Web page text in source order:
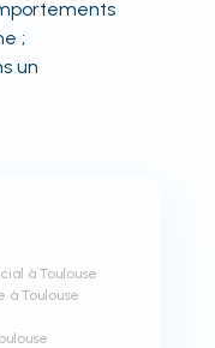
;
un
à Toulouse
à Toulouse